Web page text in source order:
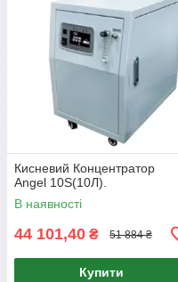
Кисневий Концентратор
Angel 10S(10Л).
В наявності
44 101,40 ₴ 51 884 ₴
Купити